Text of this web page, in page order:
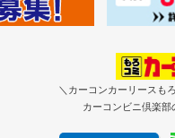
＼カーコンカーリースも
カーコンビニ倶楽